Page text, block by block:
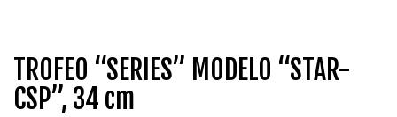
TROFEO “SERIES” MODELO “STAR-
CSP”, 34 cm